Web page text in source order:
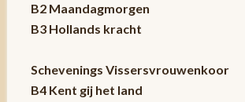
B2 Maandagmorgen
B3 Hollands kracht
Schevenings Vissersvrouwenkoor
B4 Kent gij het land